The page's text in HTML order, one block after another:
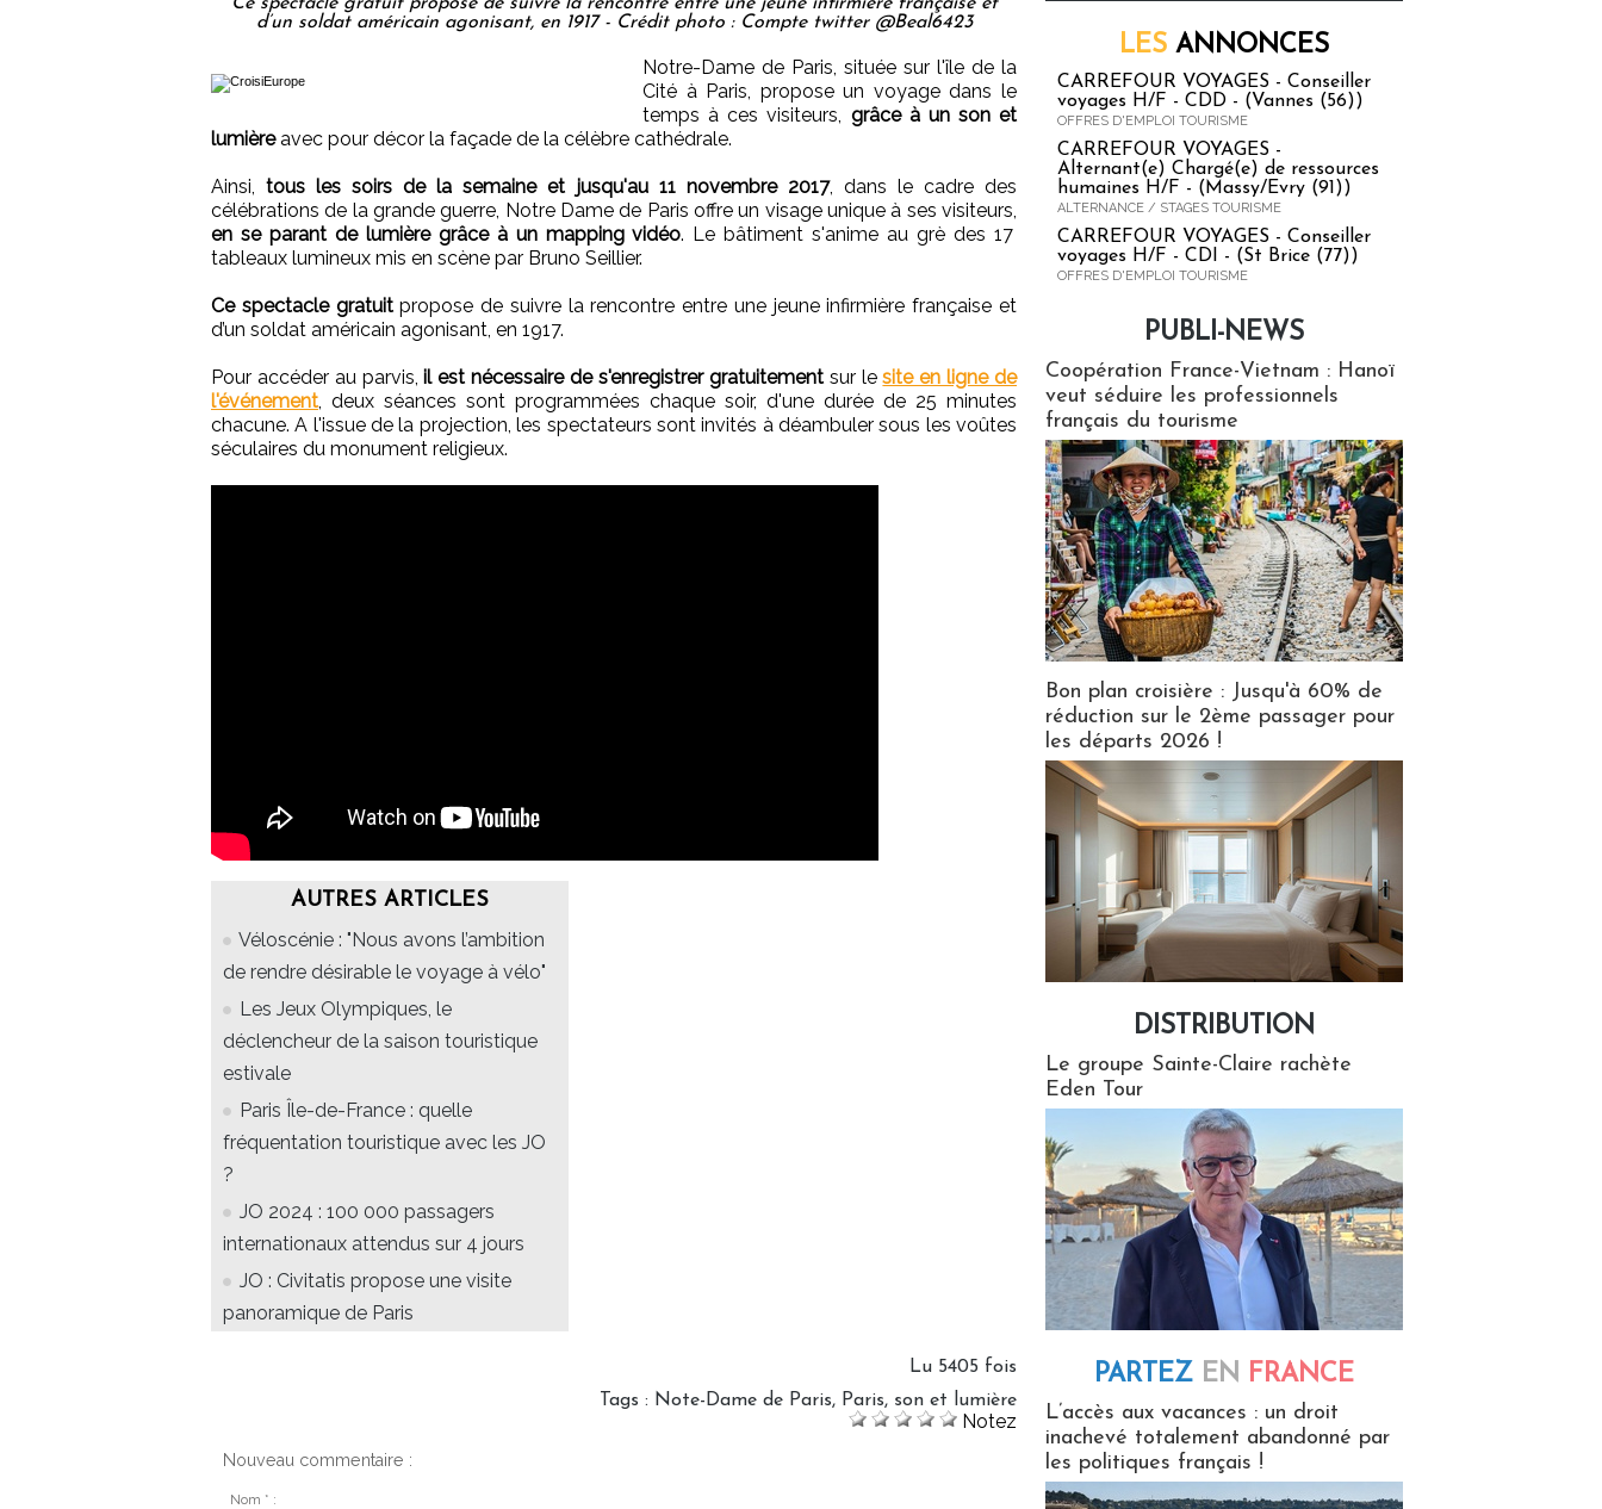
d’un soldat américain agonisant, en 1917 - Crédit photo : Compte twitter @Beal6423
Notre-Dame de Paris, située sur l'île de la
Cité à Paris, propose un voyage dans le
temps à ces visiteurs, grâce à un son et
lumièreavec pour décor la façade de la célèbre cathédrale.
Ainsi,tous les soirs de la semaine et jusqu'au 11 novembre 2017, dans le cadre des
célébrations de la grande guerre, Notre Dame de Paris offre un visage unique à ses visiteurs,
en se parant de lumière grâce à un mapping vidéo. Le bâtiment s'anime au grè des 17
tableaux lumineux mis en scène par Bruno Seillier.
Ce spectacle gratuitpropose de suivre la rencontre entre une jeune infirmière française et
d’un soldat américain agonisant, en 1917.
Pour accéder au parvis, il est nécessaire de s'enregistrer gratuitementsur lesite en ligne de
l'événement, deux séances sont programmées chaque soir, d'une durée de 25 minutes
chacune. A l'issue de la projection, les spectateurs sont invités à déambuler sous les voûtes
séculaires du monument religieux.
AUTRES ARTICLES
Véloscénie : "Nous avons l’ambition
de rendre désirable le voyage à vélo"
Les Jeux Olympiques, le
déclencheur de la saison touristique
estivale
Paris Île-de-France : quelle
fréquentation touristique avec les JO
?
JO 2024 : 100 000 passagers
internationaux attendus sur 4 jours
JO : Civitatis propose une visite
panoramique de Paris
Lu 5405 fois
Tags : Note-Dame de Paris, Paris, son et lumière
Notez
Nouveau commentaire :
Nom * :
LES ANNONCES
CARREFOUR VOYAGES - Conseiller
voyages H/F - CDD - (Vannes (56))
OFFRES D'EMPLOI TOURISME
CARREFOUR VOYAGES -
Alternant(e) Chargé(e) de ressources
humaines H/F - (Massy/Evry (91))
ALTERNANCE / STAGES TOURISME
CARREFOUR VOYAGES - Conseiller
voyages H/F - CDI - (St Brice (77))
OFFRES D'EMPLOI TOURISME
PUBLI-NEWS
Coopération France-Vietnam : Hanoï
veut séduire les professionnels
français du tourisme
Bon plan croisière : Jusqu'à 60% de
réduction sur le 2ème passager pour
les départs 2026 !
DISTRIBUTION
Le groupe Sainte-Claire rachète
Eden Tour
PARTEZ EN FRANCE
L’accès aux vacances : un droit
inachevé totalement abandonné par
les politiques français !